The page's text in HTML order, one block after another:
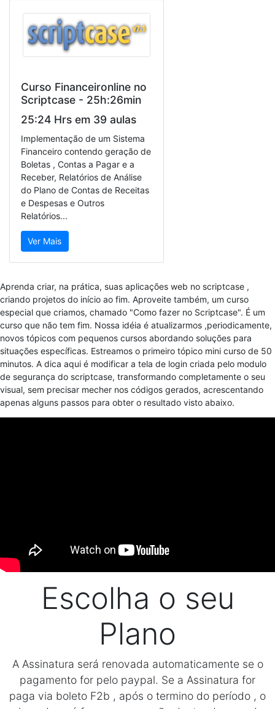
Curso Financeironline no
Scriptcase - 25h:26min
25:24 Hrs em 39 aulas
Implementação de um Sistema
Financeiro contendo geração de
Boletas , Contas a Pagar e a
Receber, Relatórios de Análise
do Plano de Contas de Receitas
e Despesas e Outros
Relatórios...
Ver Mais
Aprenda criar, na prática, suas aplicações web no scriptcase ,
criando projetos do início ao fim. Aproveite também, um curso
especial que criamos, chamado "Como fazer no Scriptcase". É um
curso que não tem fim. Nossa idéia é atualizarmos ,periodicamente,
novos tópicos com pequenos cursos abordando soluções para
situações específicas. Estreamos o primeiro tópico mini curso de 50
minutos. A dica aqui é modificar a tela de login criada pelo modulo
de segurança do scriptcase, transformando completamente o seu
visual, sem precisar mecher nos códigos gerados, acrescentando
apenas alguns passos para obter o resultado visto abaixo.
Escolha o seu
Plano
A Assinatura será renovada automaticamente se o
pagamento for pelo paypal. Se a Assinatura for
paga via boleto F2b , após o termino do período , o